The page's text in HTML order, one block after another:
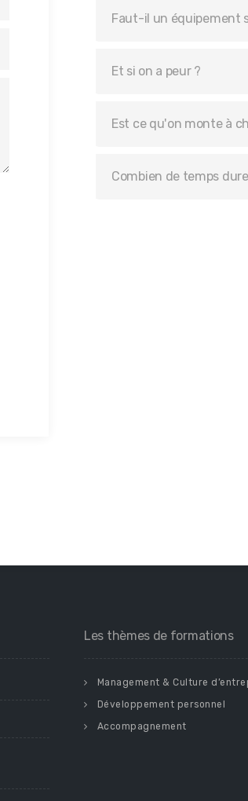
Faut-il un équipement
Et si on a peur ?
Est ce qu'on monte à
Combien de temps
Les thèmes de formations
Management & Culture
Développement personnel
Accompagnement